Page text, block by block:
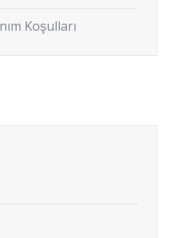
Koşulları